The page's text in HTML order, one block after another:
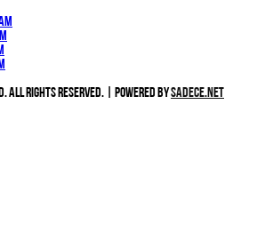
All Rights Reserved. | Powered bySadece.NET